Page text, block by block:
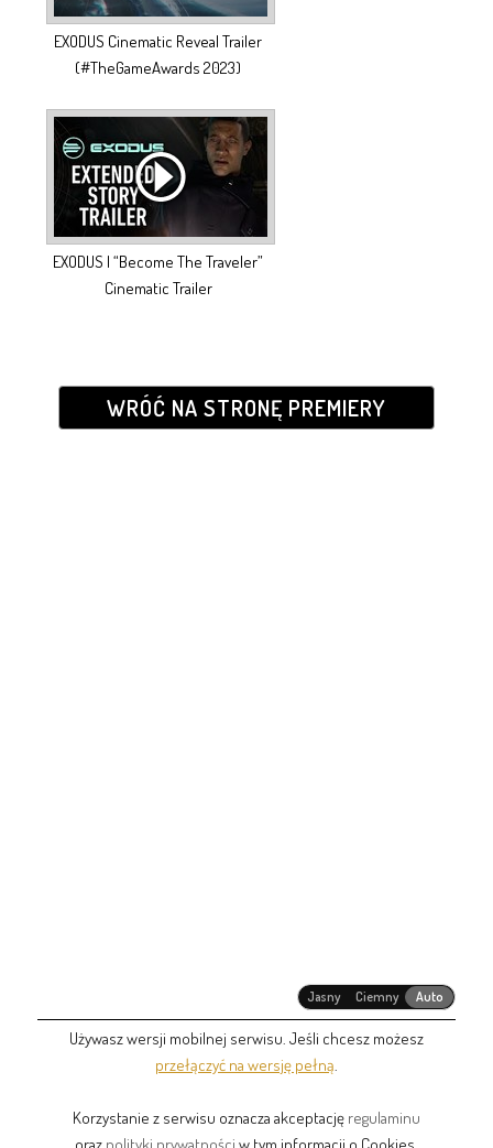
EXODUS Cinematic Reveal Trailer
(#TheGameAwards 2023)
EXODUS | “Become The Traveler”
Cinematic Trailer
WRÓĆ NA STRONĘ PREMIERY
Jasny Ciemny Auto
Używasz wersji mobilnej serwisu. Jeśli chcesz możesz
przełączyć na wersję pełną
Korzystanie z serwisu oznacza akceptację regulaminu
oraz polityki prywatności w tym informacji o Cookies.